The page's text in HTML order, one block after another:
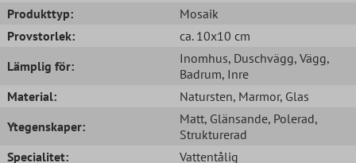
Produkttyp:
Mosaik
Provstorlek:
ca. 10x10 cm
Lämplig för:
Inomhus, Duschvägg, Vägg,
Badrum, Inre
Material:
Natursten, Marmor, Glas
Ytegenskaper:
Matt, Glänsande, Polerad,
Strukturerad
Specialitet:
Vattentålig